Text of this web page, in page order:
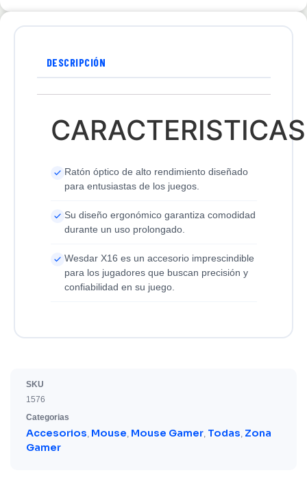
DESCRIPCIÓN
CARACTERISTICAS
Ratón óptico de alto rendimiento diseñado
para entusiastas de los juegos.
Su diseño ergonómico garantiza comodidad
durante un uso prolongado.
Wesdar X16 es un accesorio imprescindible
para los jugadores que buscan precisión y
confiabilidad en su juego.
SKU
1576
Categorias
Accesorios, Mouse, Mouse Gamer, Todas, Zona
Gamer